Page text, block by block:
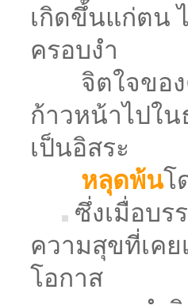
เกิดขึ้นแก่ตน
ครอบงำ
จิตใจของ
ก้าวหน้าไปใน
เป็นอิสระ
หลุดพ้นโ
ซึ่งเมื่อบร
ความสุขที่เค
โอกาส